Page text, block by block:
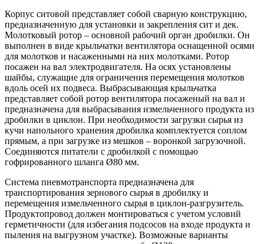
Корпус ситовой представляет собой сварную конструкцию,
предназначенную для установки и закрепления сит и дек.
Молотковый ротор – основной рабочий орган дробилки. Он
выполнен в виде крыльчатки вентилятора оснащенной осями
для молотков и насаженными на них молотками. Ротор
посажен на вал электродвигателя. На осях установлены
шайбы, служащие для ограничения перемещения молотков
вдоль осей их подвеса. Выбрасывающая крыльчатка
представляет собой ротор вентилятора посаженый на вал и
предназначена для выбрасывания измельченного продукта из
дробилки в циклон. При необходимости загрузки сырья из
кучи напольного хранения дробилка комплектуется соплом
прямым, а при загрузке из мешков – воронкой загрузочной.
Соединяются питатели с дробилкой с помощью
гофрированного шланга Ø80 мм.
Система пневмотранспорта предназначена для
транспортирования зернового сырья в дробилку и
перемещения измельченного сырья в циклон-разгрузитель.
Продуктопровод должен монтироваться с учетом условий
герметичности (для избегания подсосов на входе продукта и
пыления на выгрузном участке). Возможные варианты